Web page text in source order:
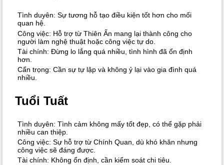
Tình duyên: Sự tương hỗ tạo điều kiện tốt hơn cho mối
quan hệ.
Công việc: Hỗ trợ từ Thiên Ấn mang lại thành công cho
người làm nghệ thuật hoặc công việc tự do.
Tài chính: Đừng lo lắng quá nhiều, tình hình đã ổn định
hơn.
Cẩn trọng: Cần sự tự lập và không ỷ lại vào gia đình quá
nhiều.
Tuổi Tuất
Tình duyên: Tình cảm không mấy tốt đẹp, có thể gặp phải
nhiều can thiệp.
Công việc: Sự hỗ trợ từ Chính Quan, dù khó khăn nhưng
công việc sẽ đáng được.
Tài chính: Không ổn định, cần kiểm soát chi tiêu.